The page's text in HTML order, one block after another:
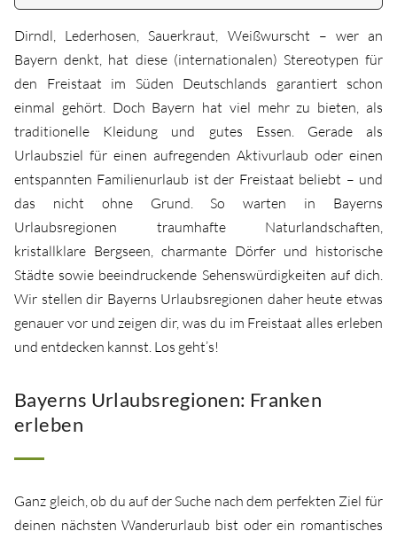
Dirndl, Lederhosen, Sauerkraut, Weißwurscht – wer an
Bayern denkt, hat diese (internationalen) Stereotypen für
den Freistaat im Süden Deutschlands garantiert schon
einmal gehört. Doch Bayern hat viel mehr zu bieten, als
traditionelle Kleidung und gutes Essen. Gerade als
Urlaubsziel für einen aufregenden Aktivurlaub oder einen
entspannten Familienurlaub ist der Freistaat beliebt – und
das nicht ohne Grund. So warten in Bayerns
Urlaubsregionen traumhafte Naturlandschaften,
kristallklare Bergseen, charmante Dörfer und historische
Städte sowie beeindruckende Sehenswürdigkeiten auf dich.
Wir stellen dir Bayerns Urlaubsregionen daher heute etwas
genauer vor und zeigen dir, was du im Freistaat alles erleben
und entdecken kannst. Los geht’s!
Bayerns Urlaubsregionen: Franken
erleben
Ganz gleich, ob du auf der Suche nach dem perfekten Ziel für
deinen nächsten Wanderurlaub bist oder ein romantisches